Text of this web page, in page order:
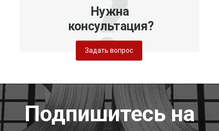
Нужна
консультация?
Задать вопрос
Подпишитесь на